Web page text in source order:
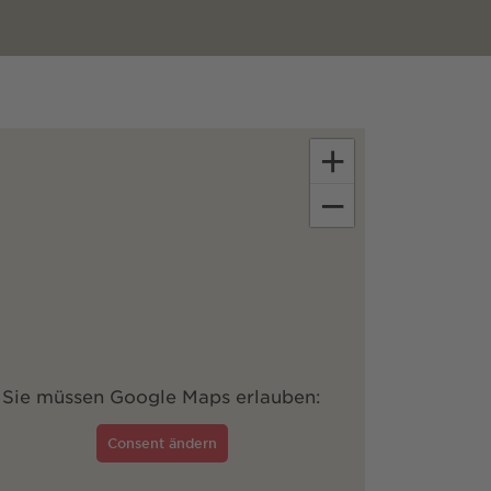
Sie müssen Google Maps erlauben:
Consent ändern
+
−